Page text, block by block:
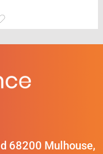
68200 Mulhouse,